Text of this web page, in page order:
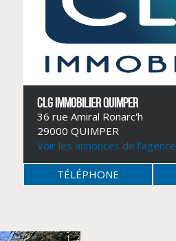
CLG IMMOBILIER QUIMPER
36 rue Amiral Ronarc'h
29000 QUIMPER
Voir les annonces de l'agence
TÉLÉPHONE